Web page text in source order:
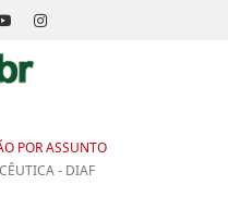
POR ASSUNTO
- DIAF